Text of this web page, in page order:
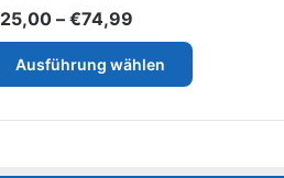
25,00 – €74,99
€25,00
bis
€74,99
Ausführung wählen
Dieses
Produkt
mehrere